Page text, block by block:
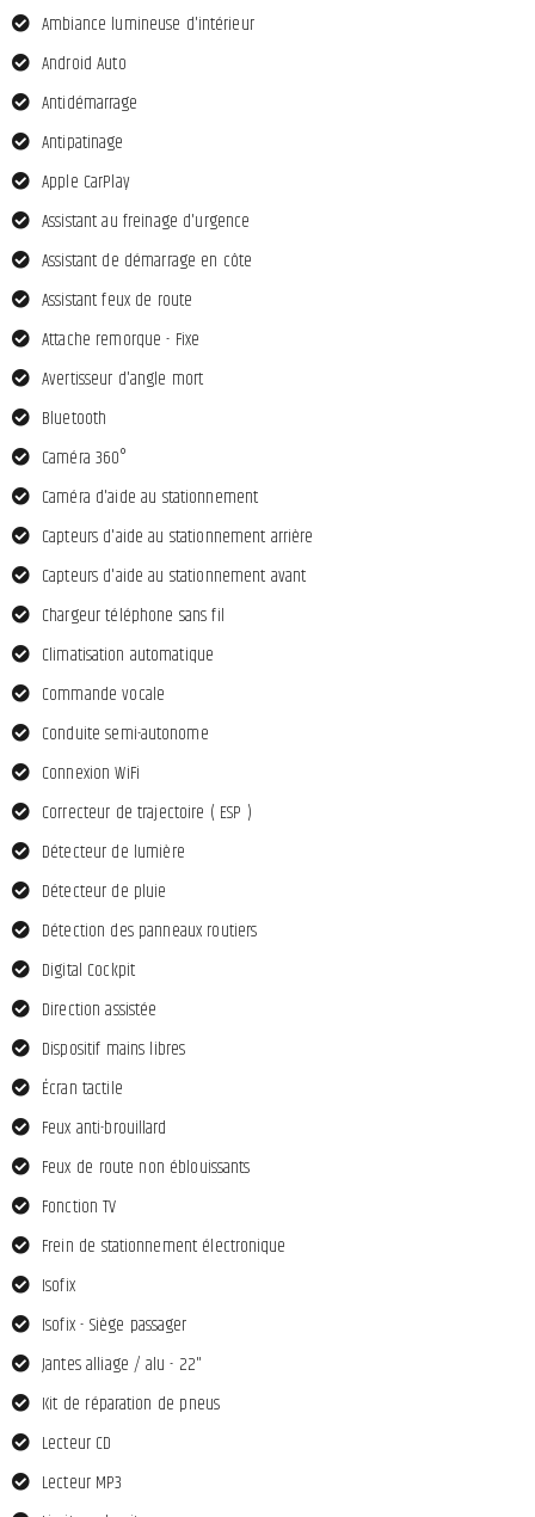
Ambiance lumineuse d'intérieur
Android Auto
Antidémarrage
Antipatinage
Apple CarPlay
Assistant au freinage d'urgence
Assistant de démarrage en côte
Assistant feux de route
Attache remorque - Fixe
Avertisseur d'angle mort
Bluetooth
Caméra 360°
Caméra d'aide au stationnement
Capteurs d'aide au stationnement arrière
Capteurs d'aide au stationnement avant
Chargeur téléphone sans fil
Climatisation automatique
Commande vocale
Conduite semi-autonome
Connexion WiFi
Correcteur de trajectoire ( ESP )
Détecteur de lumière
Détecteur de pluie
Détection des panneaux routiers
Digital Cockpit
Direction assistée
Dispositif mains libres
Écran tactile
Feux anti-brouillard
Feux de route non éblouissants
Fonction TV
Frein de stationnement électronique
Isofix
Isofix - Siège passager
Jantes alliage / alu - 22"
Kit de réparation de pneus
Lecteur CD
Lecteur MP3